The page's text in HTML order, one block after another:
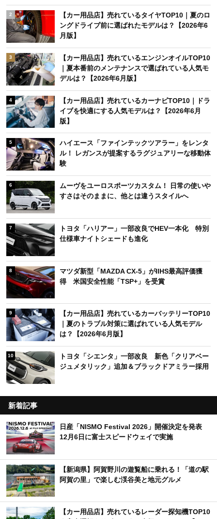
2
【カー用品店】売れているタイヤTOP10｜夏のロ
ングドライブ前に選ばれたモデルは？【2026年6
月版】
3
【カー用品店】売れているエンジンオイルTOP10
｜夏本番前のメンテナンスで選ばれている人気モ
デルは？【2026年6月版】
4
【カー用品店】売れているカーナビTOP10｜ドラ
イブを快適にする人気モデルは？【2026年6月
版】
5
ハイエース「ファインテックツアラー」をレンタ
ル！ レガンスが提案するラグジュアリーな移動体
験
6
ムーヴをユーロスポーツカスタム！ 日常の使いや
すさはそのままに、他とは違うスタイルへ
7
トヨタ「ハリアー」一部改良でHEV一本化 特別
仕様車ナイトシェードも進化
8
マツダ新型「MAZDA CX-5」がIIHS最高評価獲
得 米国安全性能「TSP+」を受賞
9
【カー用品店】売れているカーバッテリーTOP10
｜夏のトラブル対策に選ばれている人気モデル
は？【2026年6月版】
10
トヨタ「シエンタ」一部改良 新色「クリアベー
ジュメタリック」追加＆ブラックドアミラー採用
新着記事
日産「NISMO Festival 2026」開催決定を発表
12月6日に富士スピードウェイで実施
【新潟県】阿賀野川の遊覧船に乗れる！「道の駅
阿賀の里」で楽しむ渓谷美と地元グルメ
【カー用品店】売れているレーダー探知機TOP10